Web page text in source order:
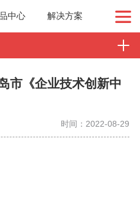
中心 解决方案
市《企业技术创新中
时间：2022-08-29